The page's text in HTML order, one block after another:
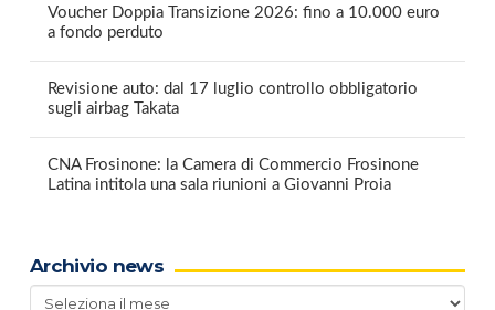
Voucher Doppia Transizione 2026: fino a 10.000 euro
a fondo perduto
Revisione auto: dal 17 luglio controllo obbligatorio
sugli airbag Takata
CNA Frosinone: la Camera di Commercio Frosinone
Latina intitola una sala riunioni a Giovanni Proia
Archivio news
Archivio